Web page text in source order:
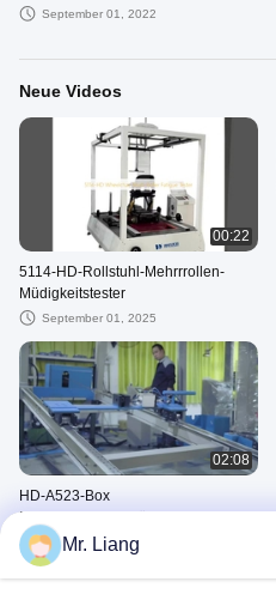
September 01, 2022
Neue Videos
00:22
5114-HD-Rollstuhl-Mehrrrollen-
Müdigkeitstester
September 01, 2025
02:08
HD-A523-Box
Neigungsschlagprüfungsanlage
October 18, 2024
Mr. Liang